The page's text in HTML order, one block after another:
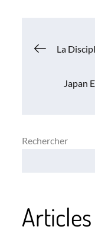
La
Japan
Rechercher